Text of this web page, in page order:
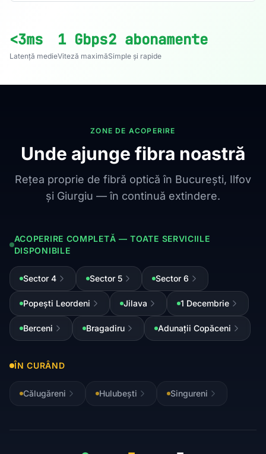
<3ms
Latență medie
1 Gbps
Viteză maximă
2 abonamente
Simple și rapide
ZONE DE ACOPERIRE
Unde ajunge fibra noastră
Rețea proprie de fibră optică în București, Ilfov
și Giurgiu — în continuă extindere.
ACOPERIRE COMPLETĂ — TOATE SERVICIILE
DISPONIBILE
Sector 4 Sector 5 Sector 6
Popești Leordeni Jilava 1 Decembrie
Berceni Bragadiru Adunații Copăceni
ÎN CURÂND
Călugăreni Hulubești Singureni